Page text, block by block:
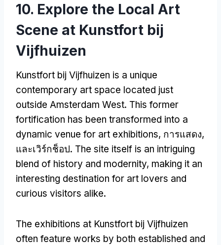
10. Explore the Local Art
Scene at Kunstfort bij
Vijfhuizen
Kunstfort bij Vijfhuizen is a unique
contemporary art space located just
outside Amsterdam West. This former
fortification has been transformed into a
dynamic venue for art exhibitions, การแสดง,
และเวิร์กช็อป. The site itself is an intriguing
blend of history and modernity, making it an
interesting destination for art lovers and
curious visitors alike.
The exhibitions at Kunstfort bij Vijfhuizen
often feature works by both established and